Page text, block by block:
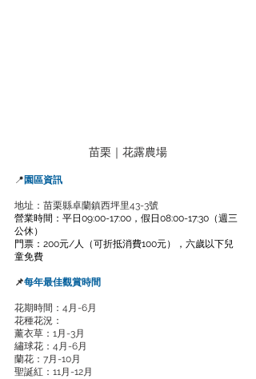
苗栗｜花露農場
📍 園區資訊
地址：苗栗縣卓蘭鎮西坪里43-3號
營業時間：平日09:00-17:00，假日08:00-17:30（週三
公休）
門票：200元/人（可折抵消費100元），六歲以下兒
童免費
📌每年最佳觀賞時間
花期時間：4月-6月
花種花況：
薰衣草：1月-3月
繡球花：4月-6月
蘭花：7月-10月
聖誕紅：11月-12月